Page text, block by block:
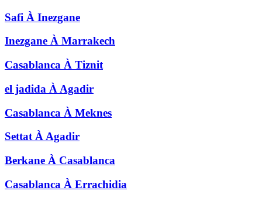
Safi À Inezgane
Inezgane À Marrakech
Casablanca À Tiznit
el jadida À Agadir
Casablanca À Meknes
Settat ÀAgadir
Berkane À Casablanca
Casablanca À Errachidia